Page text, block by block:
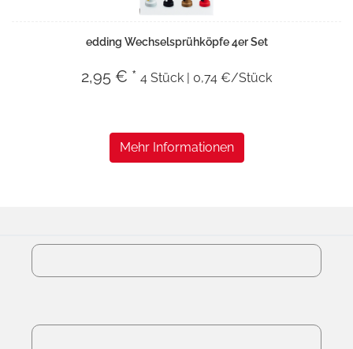
edding Wechselsprühköpfe 4er Set
2,95 € * 4 Stück | 0,74 €/Stück
Mehr Informationen